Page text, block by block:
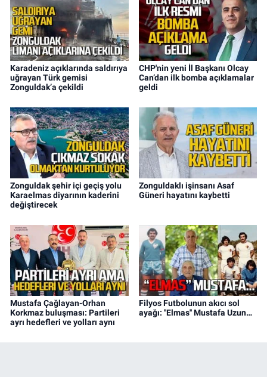
Karadeniz açıklarında saldırıya
uğrayan Türk gemisi
Zonguldak’a çekildi
CHP'nin yeni İl Başkanı Olcay
Can’dan ilk bomba açıklamalar
geldi
Zonguldak şehir içi geçiş yolu
Karaelmas diyarının kaderini
değiştirecek
Zonguldaklı işinsanı Asaf
Güneri hayatını kaybetti
Mustafa Çağlayan-Orhan
Korkmaz buluşması: Partileri
ayrı hedefleri ve yolları aynı
Filyos Futbolunun akıcı sol
ayağı: ''Elmas'' Mustafa Uzun…